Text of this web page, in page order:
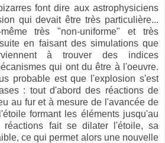
font dire aux astrophysiciens
qui devait être très particulière...
très "non-uniforme" et très
en faisant des simulations que
à trouver des indices
qui ont du être à l'oeuvre.
probable est que l'explosion s'est
: tout d'abord des réactions de
au fur et à mesure de l'avancée de
formant les éléments jusqu'au
réactions fait se dilater l'étoile, sa
ce qui permet alors une nouvelle